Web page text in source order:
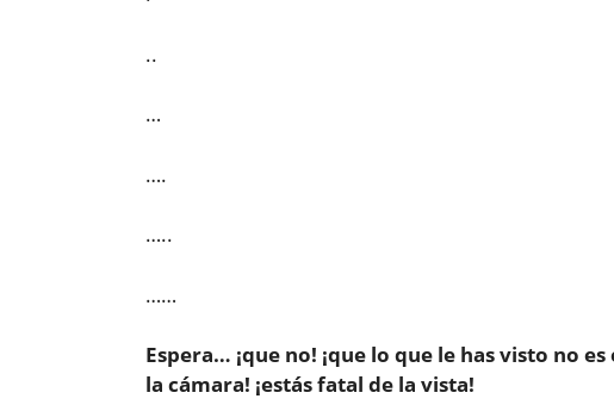
..
…
….
…..
……
Espera… ¡que no! ¡que lo que le has visto no
la cámara! ¡estás fatal de la vista!